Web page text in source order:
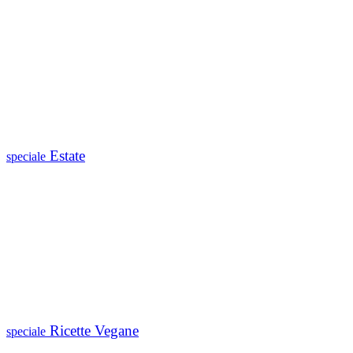
speciale Estate
speciale Ricette Vegane